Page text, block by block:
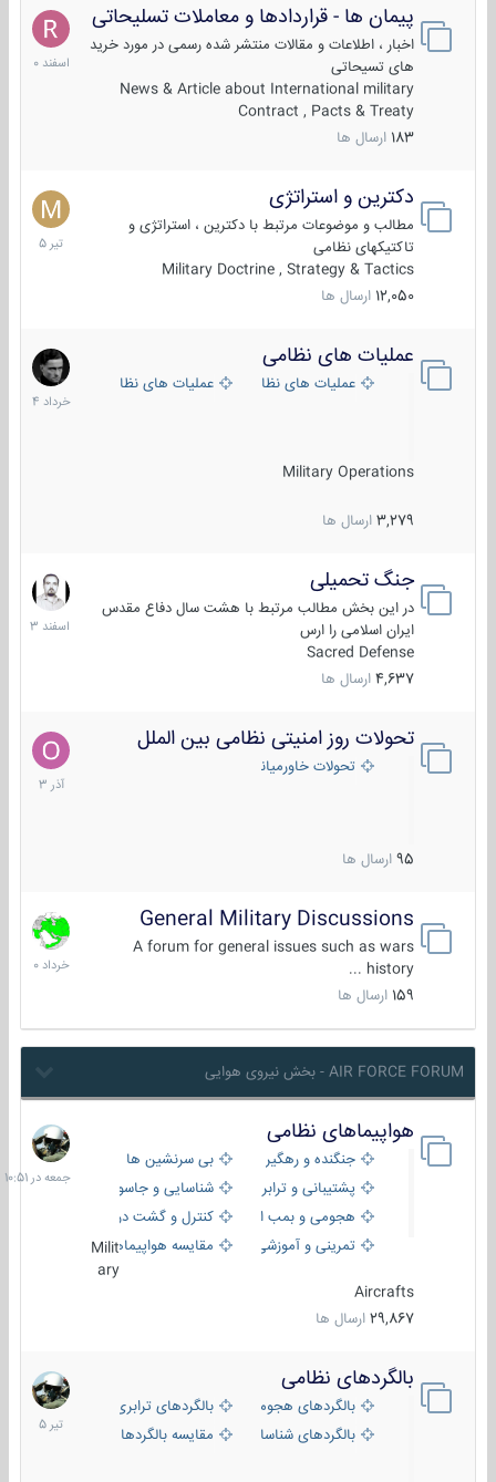
پیمان ها - قراردادها و معاملات تسلیحاتی
اخبار ، اطلاعات و مقالات منتشر شده رسمی در مورد خرید
های تسیحاتی
News & Article about International military
Contract , Pacts & Treaty
183 ارسال ها
7
اسفند
1400
دکترین و استراتژی
مطالب و موضوعات مرتبط با دکترین ، استراتژی و
تاکتیکهای نظامی
Military Doctrine , Strategy & Tactics
12,050 ارسال ها
27
تیر
1405
عملیات های نظامی
عملیات های نظامی ایرانعملیات های نظامی خارجی
Military Operations
3,279 ارسال ها
5
خرداد
1404
جنگ تحمیلی
در این بخش مطالب مرتبط با هشت سال دفاع مقدس
ایران اسلامی را ارس
Sacred Defense
4,637 ارسال ها
20
اسفند
1403
تحولات روز امنیتی نظامی بین الملل
تحولات خاورمیانه
95 ارسال ها
21
آذر
1403
General Military Discussions
A forum for general issues such as wars
history ...
159 ارسال ها
10
خرداد
1400
AIR FORCE FORUM - بخش نیروی هوایی
هواپیماهای نظامی
جنگنده و رهگیر
بی سرنشین ها
پشتیبانی و ترابری
شناسایی و جاسوسی
هجومی و بمب افکن
کنترل و گشت دریایی
تمرینی و آموزشی
مقایسه هواپیماهاMilit
ary
Aircrafts
29,867 ارسال ها
جمعه
در
10:51
بالگردهای نظامی
بالگردهای هجومی
بالگردهای ترابری
بالگردهای شناسایی
مقایسه بالگردها
22
تیر
1405